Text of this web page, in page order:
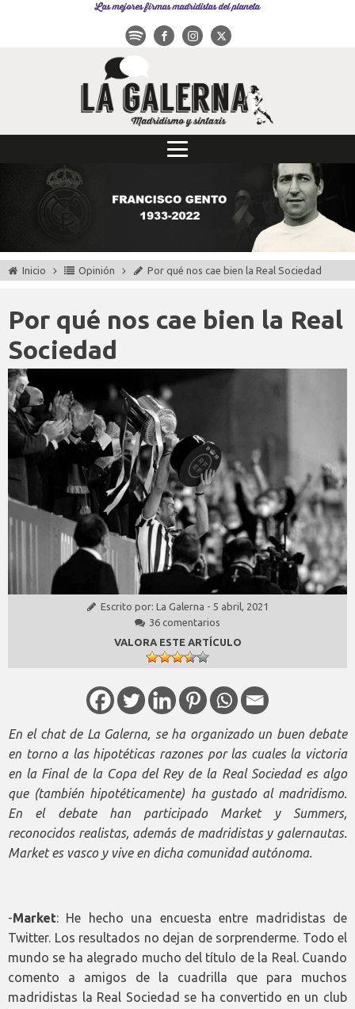
Las mejores firmas madridistas del planeta
Inicio Opinión Por qué nos cae bien la Real Sociedad
Por qué nos cae bien la Real
Sociedad
Escrito por: La Galerna - 5 abril, 2021
36 comentarios
VALORA ESTE ARTÍCULO
En el chat de La Galerna, se ha organizado un buen debate
en torno a las hipotéticas razones por las cuales la victoria
en la Final de la Copa del Rey de la Real Sociedad es algo
que (también hipotéticamente) ha gustado al madridismo.
En el debate han participado Market y Summers,
reconocidos realistas, además de madridistas y galernautas.
Market es vasco y vive en dicha comunidad autónoma.
-Market: He hecho una encuesta entre madridistas de
Twitter. Los resultados no dejan de sorprenderme. Todo el
mundo se ha alegrado mucho del título de la Real. Cuando
comento a amigos de la cuadrilla que para muchos
madridistas la Real Sociedad se ha convertido en un club